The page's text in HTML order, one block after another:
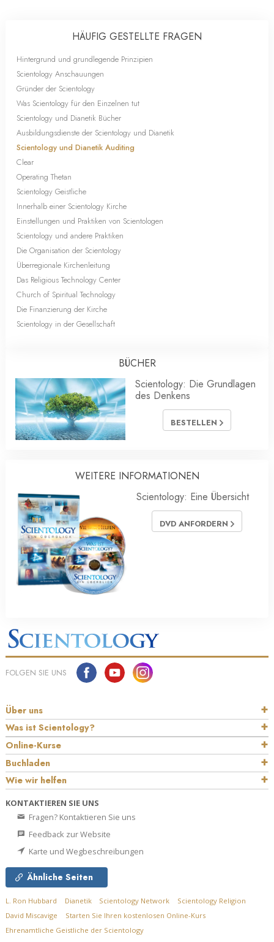
HÄUFIG GESTELLTE FRAGEN
Hintergrund und grundlegende Prinzipien
Scientology Anschauungen
Gründer der Scientology
Was Scientology für den Einzelnen tut
Scientology und Dianetik Bücher
Ausbildungsdienste der Scientology und Dianetik
Scientology und Dianetik Auditing
Clear
Operating Thetan
Scientology Geistliche
Innerhalb einer Scientology Kirche
Einstellungen und Praktiken von Scientologen
Scientology und andere Praktiken
Die Organisation der Scientology
Überregionale Kirchenleitung
Das Religious Technology Center
Church of Spiritual Technology
Die Finanzierung der Kirche
Scientology in der Gesellschaft
BÜCHER
Scientology: Die Grundlagen
des Denkens
BESTELLEN
WEITERE INFORMATIONEN
Scientology: Eine Übersicht
DVD ANFORDERN
FOLGEN SIE UNS
Über uns
Was ist Scientology?
Online-Kurse
Buchladen
Wie wir helfen
KONTAKTIEREN SIE UNS
Fragen? Kontaktieren Sie uns
Feedback zur Website
Karte und Wegbeschreibungen
Ähnliche Seiten
L. Ron Hubbard Dianetik Scientology Network
Scientology Religion
David Miscavige
Starten Sie Ihren kostenlosen Online-Kurs
Ehrenamtliche Geistliche der Scientology